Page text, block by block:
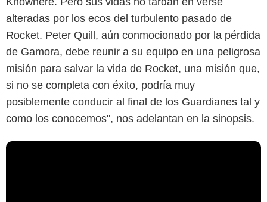
alteradas por los ecos del turbulento pasado de
Rocket. Peter Quill, aún conmocionado por la pérdida
de Gamora, debe reunir a su equipo en una peligrosa
misión para salvar la vida de Rocket, una misión que,
si no se completa con éxito, podría muy
posiblemente conducir al final de los Guardianes tal y
como los conocemos", nos adelantan en la sinopsis.